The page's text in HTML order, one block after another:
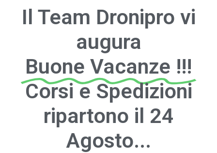
Il Team Dronipro vi
augura
Buone Vacanze !!!
Corsi e Spedizioni
ripartono il 24
Agosto...